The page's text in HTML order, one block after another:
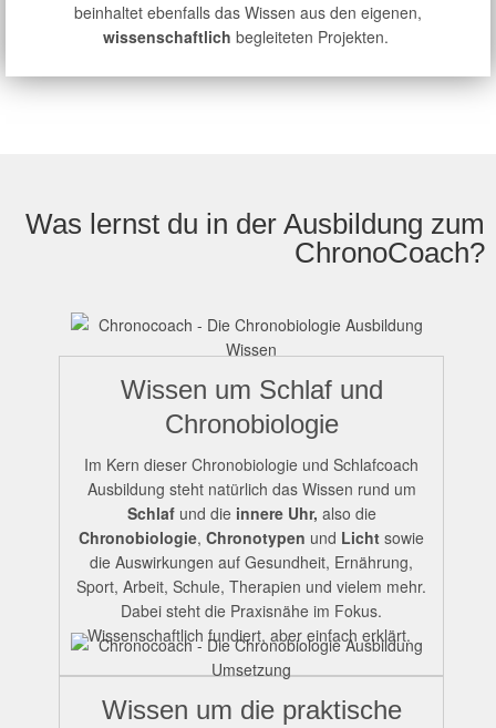
beinhaltet ebenfalls das Wissen aus den eigenen,
wissenschaftlich begleiteten Projekten.
Was lernst du in der Ausbildung zum
ChronoCoach?
Wissen um Schlaf und
Chronobiologie
Im Kern dieser Chronobiologie und Schlafcoach
Ausbildung steht natürlich das Wissen rund um
Schlafund die innere Uhr, also die
Chronobiologie, Chronotypen und Licht sowie
die Auswirkungen auf Gesundheit, Ernährung,
Sport, Arbeit, Schule, Therapien und vielem mehr.
Dabei steht die Praxisnähe im Fokus.
Wissenschaftlich fundiert, aber einfach erklärt.
Wissen um die praktische